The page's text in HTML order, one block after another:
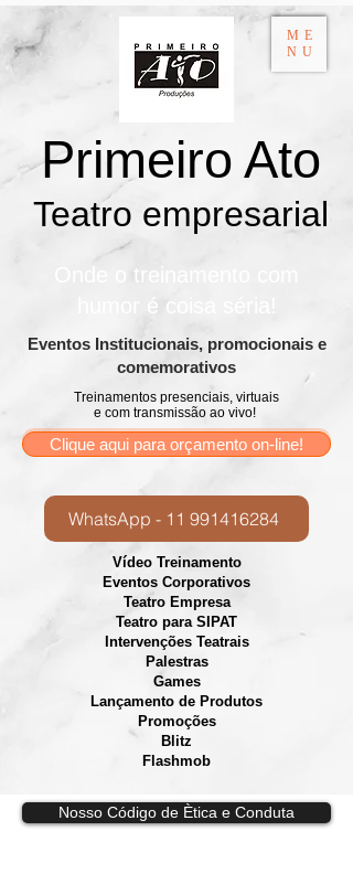
ME
NU
Primeiro Ato
Teatro empresarial​
Onde o treinamento com
humor é coisa séria!
​Eventos Institucionais, promocionais e
comemorativos
Treinamentos presenciais, virtuais
e com transmissão ao vivo!
Clique aqui para orçamento on-line!
WhatsApp - 11 991416284
Vídeo Treinamento
Eventos Corporativos
​Teatro Empresa
Teatro para SIPAT
Intervenções Teatrais
Palestras
Games
Lançamento de Produtos
Promoções
Blitz
Flashmob
Nosso Código de Ètica e Conduta